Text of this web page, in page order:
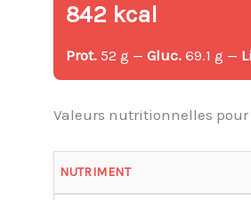
842 kcal
Prot. 52 g —Gluc. 69.1 g —
Valeurs nutritionnelles pour
NUTRIMENT